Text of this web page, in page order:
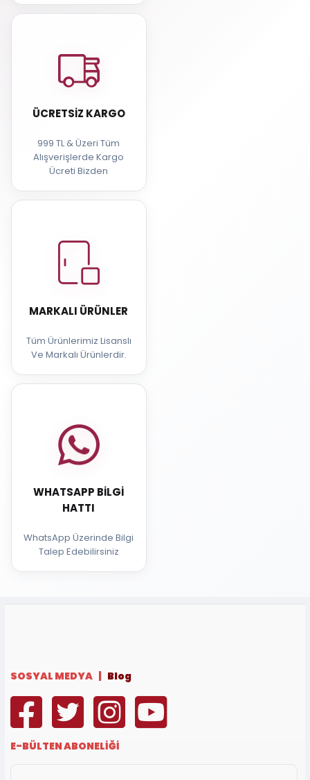
ÜCRETSIZ KARGO
999 TL & Üzeri Tüm
Alışverişlerde Kargo
Ücreti Bizden
MARKALI ÜRÜNLER
Tüm Ürünlerimiz Lisanslı
Ve Markalı Ürünlerdir.
WHATSAPP BILGI
HATTI
WhatsApp Üzerinde Bilgi
Talep Edebilirsiniz
SOSYAL MEDYA | Blog
E-BÜLTEN ABONELİĞİ